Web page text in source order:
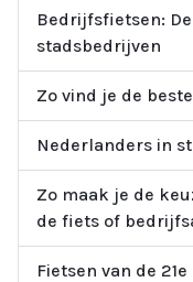
Bedrijfsfietsen:
stadsbedrijven
Zo vind je de
Nederlanders in
Zo maak je de
de fiets of
Fietsen van de